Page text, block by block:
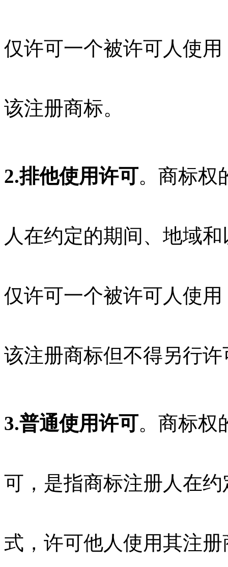
仅许可一个被许可人使
该注册商标。
2.排他使用许可。商标权
人在约定的期间、地域
仅许可一个被许可人使
该注册商标但不得另行
3.普通使用许可。商标权
可，是指商标注册人在
式，许可他人使用其注